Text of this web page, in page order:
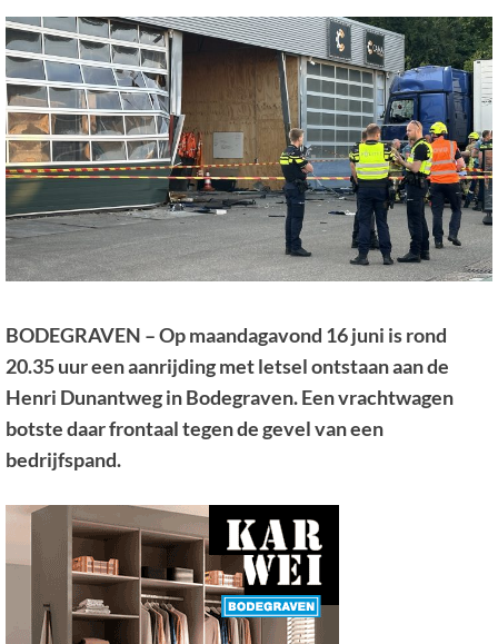
BODEGRAVEN – Op maandagavond 16 juni is rond
20.35 uur een aanrijding met letsel ontstaan aan de
Henri Dunantweg in Bodegraven. Een vrachtwagen
botste daar frontaal tegen de gevel van een
bedrijfspand.